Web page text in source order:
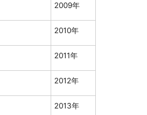
2009年
2010年
2011年
2012年
2013年